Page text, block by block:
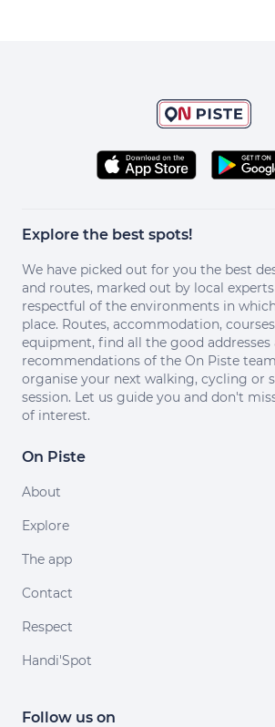
Explore the best spots!
We have picked out for you the best
and routes, marked out by local
respectful of the environments in
place. Routes, accommodation,
equipment, find all the good addresses
recommendations of the On Piste
organise your next walking, cycling or
session. Let us guide you and don't
of interest.
On Piste
About
Explore
The app
Contact
Respect
Handi'Spot
Follow us on